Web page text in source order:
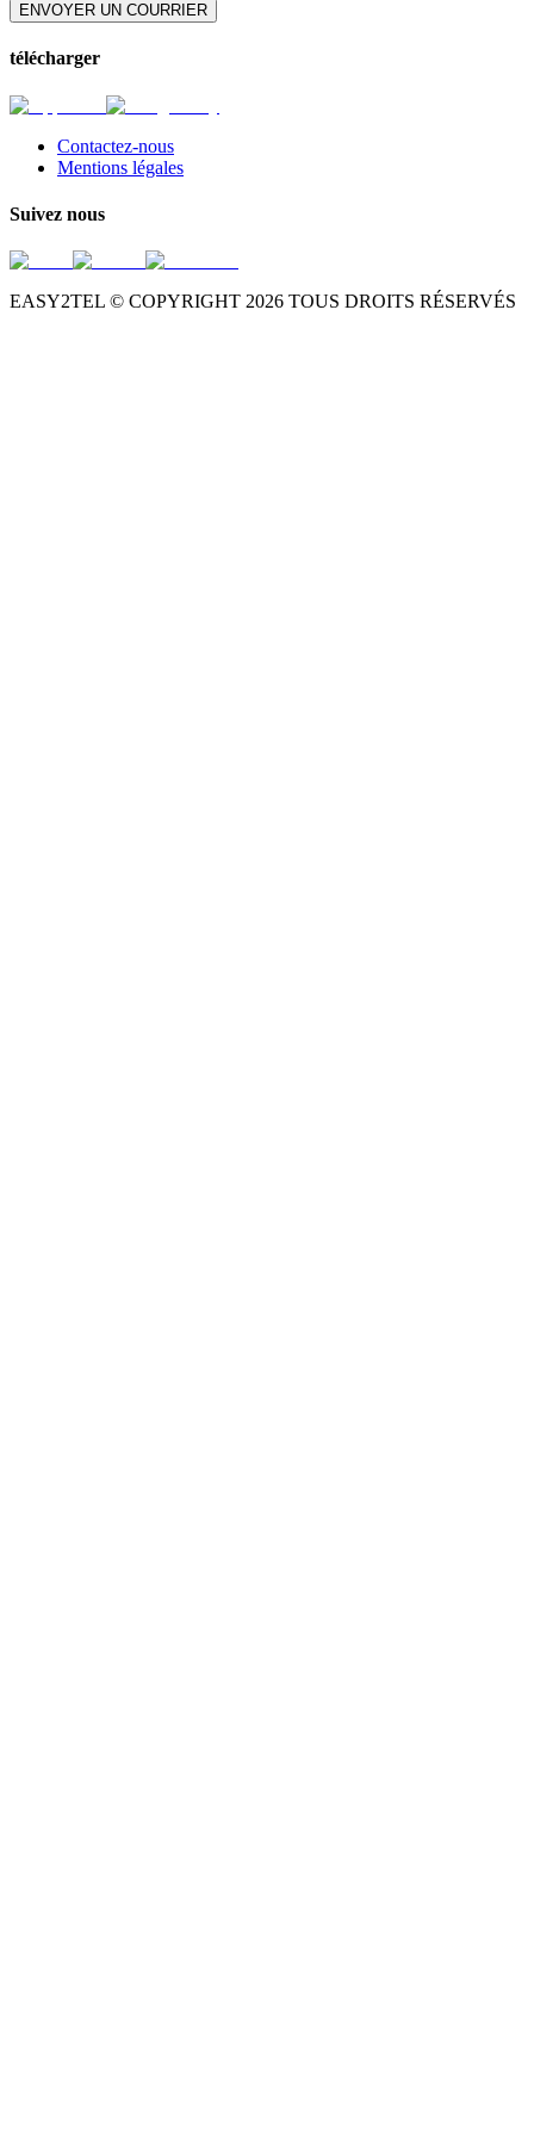
ENVOYER UN COURRIER
télécharger
Contactez-nous
Mentions légales
Suivez nous
EASY2TEL © COPYRIGHT 2026 TOUS DROITS RÉSERVÉS